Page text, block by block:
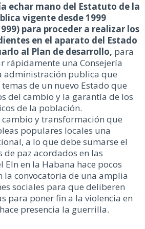
echar mano del Estatuto de la
vigente desde 1999
para proceder a realizar los
en el aparato del Estado
al Plan de desarrollo, para
rápidamente una Consejería
administración publica que
de un nuevo Estado que
del cambio y la garantía de los
de la población.
y transformación que
populares locales una
a lo que debe sumarse el
de paz acordados en las
Eln en la Habana hace pocos
convocatoria de una amplia
sociales para que deliberen
para poner fin a la violencia en
presencia la guerrilla.